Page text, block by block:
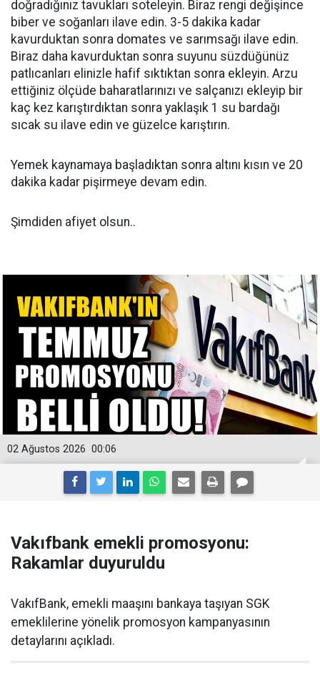
doğradığınız tavukları soteleyin. Biraz rengi değişince
biber ve soğanları ilave edin. 3-5 dakika kadar
kavurduktan sonra domates ve sarımsağı ilave edin.
Biraz daha kavurduktan sonra suyunu süzdüğünüz
patlıcanları elinizle hafif sıktıktan sonra ekleyin. Arzu
ettiğiniz ölçüde baharatlarınızı ve salçanızı ekleyip bir
kaç kez karıştırdıktan sonra yaklaşık 1 su bardağı
sıcak su ilave edin ve güzelce karıştırın.
Yemek kaynamaya başladıktan sonra altını kısın ve 20
dakika kadar pişirmeye devam edin.
Şimdiden afiyet olsun..
00:06
02 Ağustos 2026
Vakıfbank emekli promosyonu:
Rakamlar duyuruldu
VakıfBank, emekli maaşını bankaya taşıyan SGK
emeklilerine yönelik promosyon kampanyasının
detaylarını açıkladı.